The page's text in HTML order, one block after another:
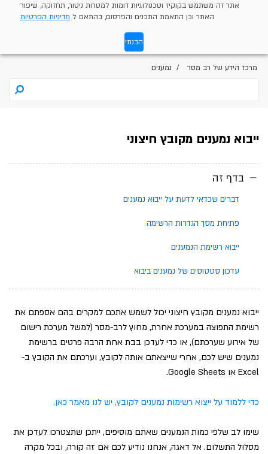
אתר זה משתמש בקוקיז וטכנולוגיות דומות למטרות ניטור, תחזוקה, שיפור
האתר וכן התאמת התכנים והפרסום, בהתאם ל מדיניות הפרטיות
הבנתי
מרכז הידע של רב מסר נמענים
ייבוא נמענים מקובץ חיצוני
בדף זה
דברים שכדאי לדעת על ייבוא נמענים
פתיחת מסך הגדרות הרשימה
ייבוא רשימת הנמענים
עדכון סטטוסים של נמענים ביבוא
ייבוא נמענים מקובץ חיצוני יכול לשמש אתכם למקרים בהם אספתם את
רשימת התפוצה במערכת אחרת, מחוץ לרב-מסר (למשל מערכת רישום
של אירוע שערכתם), או כדי לעדכן בבת אחת הרבה פרטים ברשימת
נמענים שיש לכם, אחרי שייצאתם אותה לקובץ, וערכתם את הקובץ ב-
Excel או Google Sheets.
כדי ללמוד על ייצוא רשימות נמענים לקובץ, יש לנו מאמר כאן.
שימו לב שלפי כמות הנמענים שאתם מוסיפים, ייתכן שתצטרכו לעדכן את
מסלול התשלום. אל דאגה, אנחנו נודיע לכם אם זה קורה, ובכל מקרה